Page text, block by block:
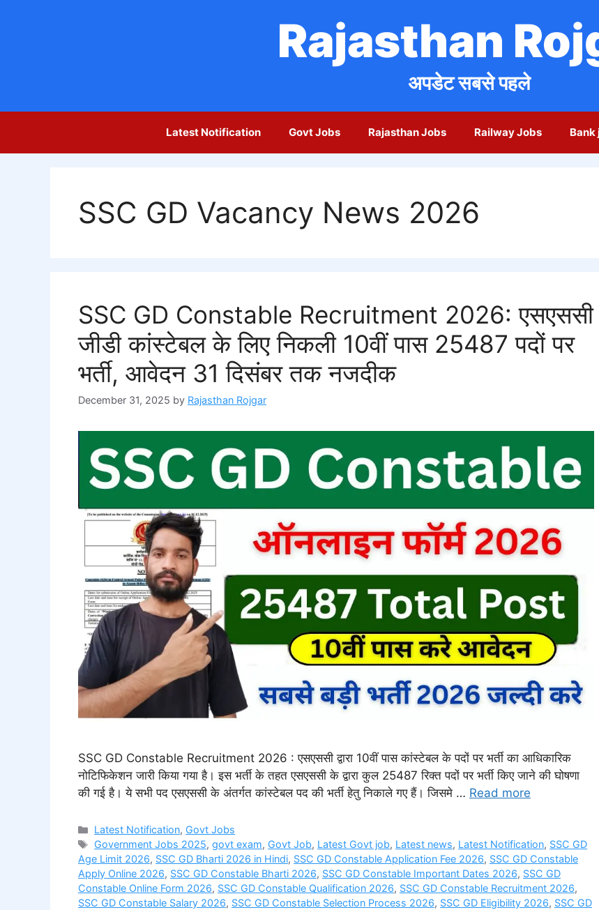
Rajasthan
अपडेट सबसे पहले
Latest Notification Govt Jobs Rajasthan Jobs Railway Jobs Bank
SSC GD Vacancy News 2026
SSC GD Constable Recruitment 2026: एसएससी
जीडी कांस्टेबल के लिए निकली 10वीं पास 25487 पदों पर
भर्ती, आवेदन 31 दिसंबर तक नजदीक
December 31, 2025 by Rajasthan Rojgar
SSC GD Constable Recruitment 2026 : एसएससी द्वारा 10वीं पास कांस्टेबल के पदों पर भर्ती का आधिकारिक
नोटिफिकेशन जारी किया गया है। इस भर्ती के तहत एसएससी के द्वारा कुल 25487 रिक्त पदों पर भर्ती किए जाने की घोषणा
की गई है। ये सभी पद एसएससी के अंतर्गत कांस्टेबल पद की भर्ती हेतु निकाले गए हैं। जिसमे … Read more
Categories
Latest Notification, Govt Jobs
Tags
Government Jobs 2025,govt exam, Govt Job, Latest Govt job, Latest news, Latest Notification, SSC GD
Age Limit 2026, SSC GD Bharti 2026 in Hindi, SSC GD Constable Application Fee 2026, SSC GD Constable
Apply Online 2026, SSC GD Constable Bharti 2026, SSC GD Constable Important Dates 2026, SSC GD
Constable Online Form 2026, SSC GD Constable Qualification 2026, SSC GD Constable Recruitment 2026,
SSC GD Constable Salary 2026, SSC GD Constable Selection Process 2026, SSC GD Eligibility 2026, SSC GD